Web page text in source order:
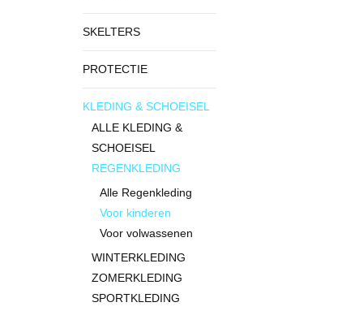
SKELTERS
PROTECTIE
KLEDING & SCHOEISEL
ALLE KLEDING &
SCHOEISEL
REGENKLEDING
Alle Regenkleding
Voor kinderen
Voor volwassenen
WINTERKLEDING
ZOMERKLEDING
SPORTKLEDING